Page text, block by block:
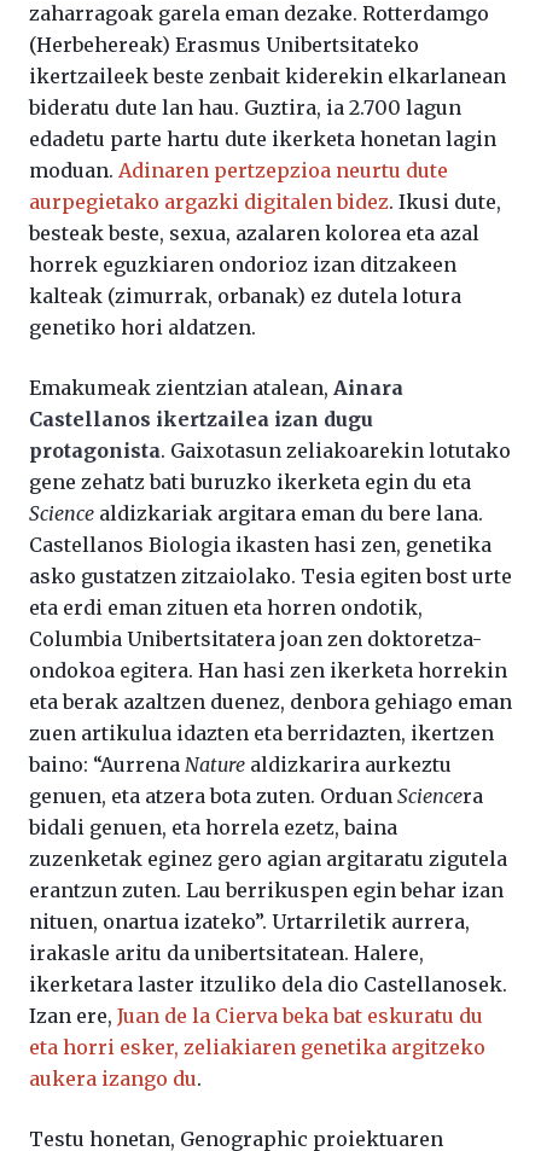
zaharragoak garela eman dezake. Rotterdamgo
(Herbehereak) Erasmus Unibertsitateko
ikertzaileek beste zenbait kiderekin elkarlanean
bideratu dute lan hau. Guztira, ia 2.700 lagun
edadetu parte hartu dute ikerketa honetan lagin
moduan. Adinaren pertzepzioa neurtu dute
aurpegietako argazki digitalen bidez. Ikusi dute,
besteak beste, sexua, azalaren kolorea eta azal
horrek eguzkiaren ondorioz izan ditzakeen
kalteak (zimurrak, orbanak) ez dutela lotura
genetiko hori aldatzen.
Emakumeak zientzian atalean, Ainara
Castellanos ikertzailea izan dugu
protagonista. Gaixotasun zeliakoarekin lotutako
gene zehatz bati buruzko ikerketa egin du eta
Science aldizkariak argitara eman du bere lana.
Castellanos Biologia ikasten hasi zen, genetika
asko gustatzen zitzaiolako. Tesia egiten bost urte
eta erdi eman zituen eta horren ondotik,
Columbia Unibertsitatera joan zen doktoretza-
ondokoa egitera. Han hasi zen ikerketa horrekin
eta berak azaltzen duenez, denbora gehiago eman
zuen artikulua idazten eta berridazten, ikertzen
baino: “Aurrena Nature aldizkarira aurkeztu
genuen, eta atzera bota zuten. Orduan Sciencera
bidali genuen, eta horrela ezetz, baina
zuzenketak eginez gero agian argitaratu zigutela
erantzun zuten. Lau berrikuspen egin behar izan
nituen, onartua izateko”. Urtarriletik aurrera,
irakasle aritu da unibertsitatean. Halere,
ikerketara laster itzuliko dela dio Castellanosek.
Izan ere, Juan de la Cierva beka bat eskuratu du
eta horri esker, zeliakiaren genetika argitzeko
aukera izango du.
Testu honetan, Genographic proiektuaren